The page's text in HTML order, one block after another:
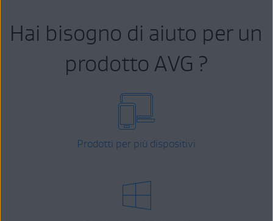
Hai bisogno di aiuto per un
prodotto AVG ?
Prodotti per più dispositivi